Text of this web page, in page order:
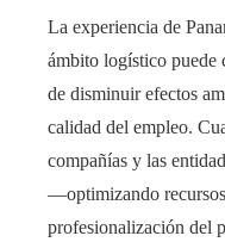
La experiencia de
ámbito logístico puede
de disminuir efectos
calidad del empleo.
compañías y las
—optimizando
profesionalización del